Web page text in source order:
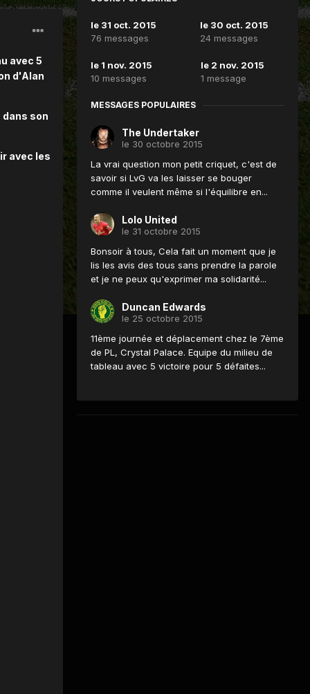
avec 5
d'Alan
son
avec les
le 31 oct. 2015
76 messages
le 30 oct. 2015
24 messages
le 1 nov. 2015
10 messages
le 2 nov. 2015
1 message
MESSAGES POPULAIRES
The Undertaker
le 30 octobre 2015
La vrai question mon petit criquet, c'est de
savoir si LvG va les laisser se bouger
comme il veulent même si l'équilibre en...
Lolo United
le 31 octobre 2015
Bonsoir à tous, Cela fait un moment que je
lis les avis des tous sans prendre la parole
et je ne peux qu'exprimer ma solidarité...
Duncan Edwards
le 25 octobre 2015
11ème journée et déplacement chez le 7ème
de PL, Crystal Palace. Equipe du milieu de
tableau avec 5 victoire pour 5 défaites...